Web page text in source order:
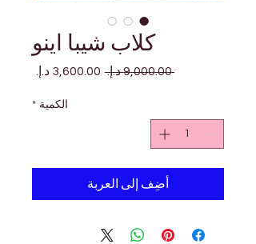
كلاب شيبا اينو
‏9,000.00 د.إ.‏
سعر
الكمية *
أضِف إلى العربة